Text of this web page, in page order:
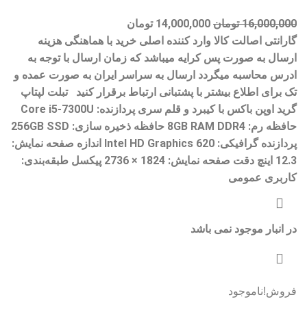
16,000,000 تومان 14,000,000 تومان
گارانتی اصالت کالا وارد کننده اصلی خرید با هماهنگی هزینه
ارسال به صورت پس کرایه میباشد که زمان ارسال با توجه به
ادرس محاسبه میگردد ارسال به سراسر ایران به صورت عمده و
تک برای اطلاع بیشتر با پشتبانی ارتباط برقرار کنید تبلت لپتاپ
گرید اوپن باکس با کیبرد و قلم سری پردازنده: Core i5-7300U
حافظه رم: 8GB RAM DDR4 حافظه ذخیره سازی: 256GB SSD
پردازنده گرافیکی: Intel HD Graphics 620 اندازه صفحه نمایش:
12.3 اینچ دقت صفحه نمایش: 1824 × 2736 پیکسل طبقه‌بندی:
کاربری عمومی
در انبار موجود نمی باشد
فروش!ناموجود